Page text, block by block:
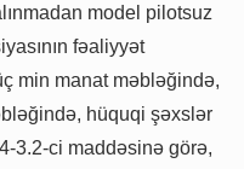
model pilotsuz
fəaliyyət
min manat məbləğində,
hüquqi şəxslər
3.2-ci maddəsinə görə,